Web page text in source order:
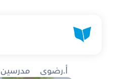
Arabic مدرسين أ.رضوى